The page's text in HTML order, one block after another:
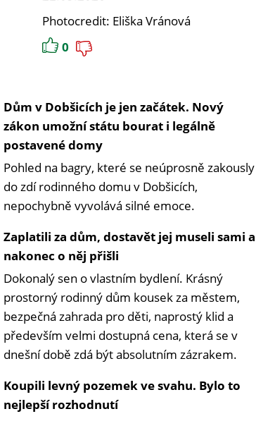
Photocredit: Eliška Vránová
0
Dům v Dobšicích je jen začátek. Nový
zákon umožní státu bourat i legálně
postavené domy
Pohled na bagry, které se neúprosně zakously
do zdí rodinného domu v Dobšicích,
nepochybně vyvolává silné emoce.
Zaplatili za dům, dostavět jej museli sami a
nakonec o něj přišli
Dokonalý sen o vlastním bydlení. Krásný
prostorný rodinný dům kousek za městem,
bezpečná zahrada pro děti, naprostý klid a
především velmi dostupná cena, která se v
dnešní době zdá být absolutním zázrakem.
Koupili levný pozemek ve svahu. Bylo to
nejlepší rozhodnutí